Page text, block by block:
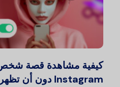
شارك هذا المقال
كيفية مشاهدة قصة
Instagram دون أن تظهر:...